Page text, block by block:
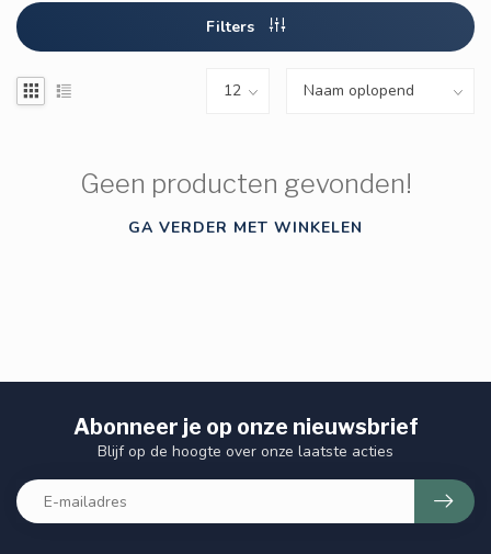
Filters
Geen producten gevonden!
GA VERDER MET WINKELEN
Abonneer je op onze nieuwsbrief
Blijf op de hoogte over onze laatste acties